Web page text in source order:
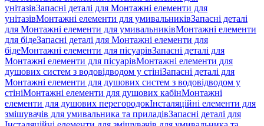
унітазівЗапасні деталі для Монтажні елементи для
унітазівМонтажні елементи для умивальниківЗапасні деталі
для Монтажні елементи для умивальниківМонтажні елементи
для бідеЗапасні деталі для Монтажні елементи для
бідеМонтажні елементи для пісуарівЗапасні деталі для
Монтажні елементи для пісуарівМонтажні елементи для
душових систем з водовідводом у стініЗапасні деталі для
Монтажні елементи для душових систем з водовідводом у
стініМонтажні елементи для душових кабінМонтажні
елементи для душових перегородокІнсталяційні елементи для
змішувачів для умивальника та приладівЗапасні деталі для